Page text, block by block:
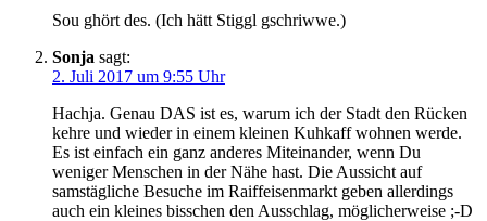
Sou ghört des. (Ich hätt Stiggl gschriwwe.)
Sonja sagt:
2. Juli 2017 um 9:55 Uhr
Hachja. Genau DAS ist es, warum ich der Stadt den Rücken
kehre und wieder in einem kleinen Kuhkaff wohnen werde.
Es ist einfach ein ganz anderes Miteinander, wenn Du
weniger Menschen in der Nähe hast. Die Aussicht auf
samstägliche Besuche im Raiffeisenmarkt geben allerdings
auch ein kleines bisschen den Ausschlag, möglicherweise ;-D